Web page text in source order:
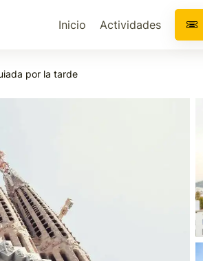
Inicio Actividades
por la tarde